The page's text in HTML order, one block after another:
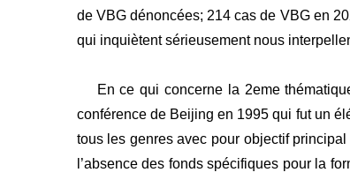
de VBG dénoncées; 214 cas de VBG en
qui inquiètent sérieusement nous
En ce qui concerne la 2eme
conférence de Beijing en 1995 qui fut un
tous les genres avec pour objectif
l’absence des fonds spécifiques pour la